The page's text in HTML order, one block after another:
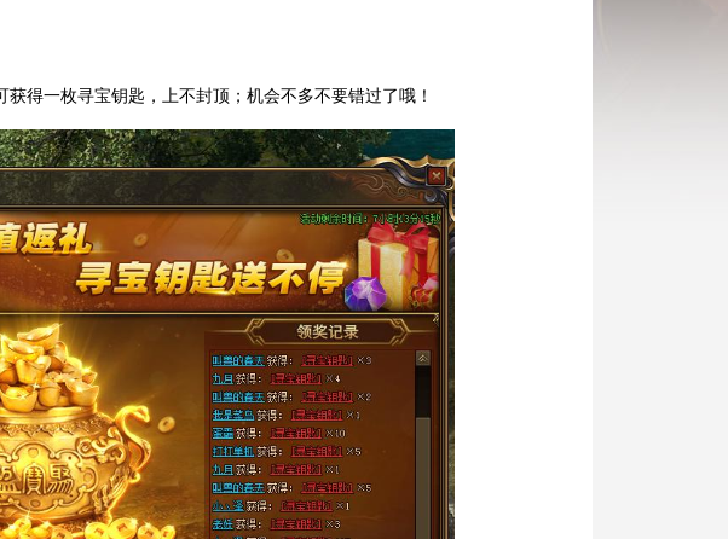
得一枚寻宝钥匙，上不封顶；机会不多不要错过了哦！